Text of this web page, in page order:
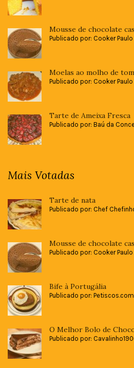
Mousse de chocolate
Publicado por: Cooker Paulo
Moelas ao molho de
Publicado por: Cooker Paulo
Tarte de Ameixa Fresca
Publicado por: Baú da
Mais Votadas
Tarte de nata
Publicado por: Chef
Mousse de chocolate
Publicado por: Cooker Paulo
Bife à Portugália
Publicado por: Petiscos.com
O Melhor Bolo de
Publicado por: